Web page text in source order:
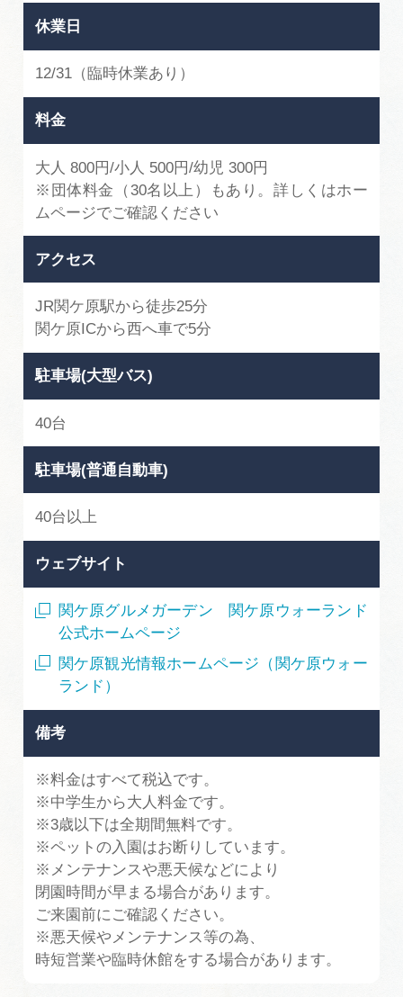
休業日
12/31（臨時休業あり）
料金
大人 800円/小人 500円/幼児 300円
※団体料金（30名以上）もあり。詳しくはホー
ムページでご確認ください
アクセス
JR関ケ原駅から徒歩25分
関ケ原ICから西へ車で5分
駐車場(大型バス)
40台
駐車場(普通自動車)
40台以上
ウェブサイト
関ケ原グルメガーデン 関ケ原ウォーランド
公式ホームページ
関ケ原観光情報ホームページ（関ケ原ウォー
ランド）
備考
※料金はすべて税込です。
※中学生から大人料金です。
※3歳以下は全期間無料です。
※ペットの入園はお断りしています。
※メンテナンスや悪天候などにより
閉園時間が早まる場合があります。
ご来園前にご確認ください。
※悪天候やメンテナンス等の為、
時短営業や臨時休館をする場合があります。